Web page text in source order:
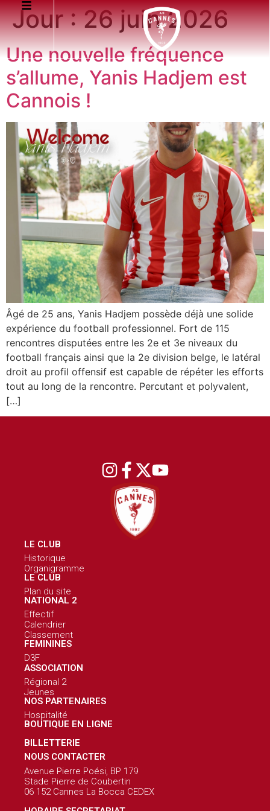
Jour :26 juin 2026
Une nouvelle fréquence
s’allume, Yanis Hadjem est
Cannois !
Âgé de 25 ans, Yanis Hadjem possède déjà une solide
expérience du football professionnel. Fort de 115
rencontres disputées entre les 2e et 3e niveaux du
football français ainsi que la 2e division belge, le latéral
droit au profil offensif est capable de répéter les efforts
tout au long de la rencontre. Percutant et polyvalent,
[…]
LE CLUB
Historique
Organigramme
LE CLUB
Plan du site
NATIONAL 2
Effectif
Calendrier
Classement
FEMININES
D3F
ASSOCIATION
Régional 2
Jeunes
NOS PARTENAIRES
Hospitalité
BOUTIQUE EN LIGNE
BILLETTERIE
NOUS CONTACTER
Avenue Pierre Poési, BP 179
Stade Pierre de Coubertin
06 152 Cannes La Bocca CEDEX